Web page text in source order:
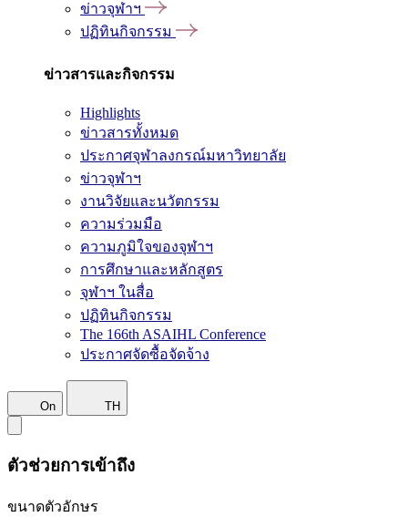
ข่าวจุฬาฯ
ปฏิทินกิจกรรม
ข่าวสารและกิจกรรม
Highlights
ข่าวสารทั้งหมด
ประกาศจุฬาลงกรณ์มหาวิทยาลัย
ข่าวจุฬาฯ
งานวิจัยและนวัตกรรม
ความร่วมมือ
ความภูมิใจของจุฬาฯ
การศึกษาและหลักสูตร
จุฬาฯ ในสื่อ
ปฏิทินกิจกรรม
The 166th ASAIHL Conference
ประกาศจัดซื้อจัดจ้าง
On TH
ตัวช่วยการเข้าถึง
ขนาดตัวอักษร